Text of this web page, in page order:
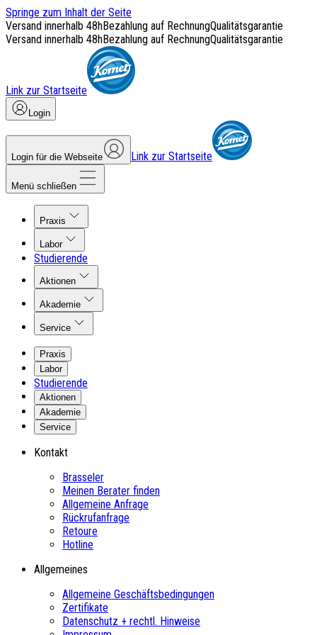
Springe zum Inhalt der Seite
Versand innerhalb 48hBezahlung auf RechnungQualitätsgarantie
Versand innerhalb 48hBezahlung auf RechnungQualitätsgarantie
Link zur Startseite
Login
Login für die Webseite Link zur Startseite
Menü schließen
Praxis
Labor
Studierende
Aktionen
Akademie
Service
Praxis
Labor
Studierende
Aktionen
Akademie
Service
Kontakt
Brasseler
Meinen Berater finden
Allgemeine Anfrage
Rückrufanfrage
Retoure
Hotline
Allgemeines
Allgemeine Geschäftsbedingungen
Zertifikate
Datenschutz + rechtl. Hinweise